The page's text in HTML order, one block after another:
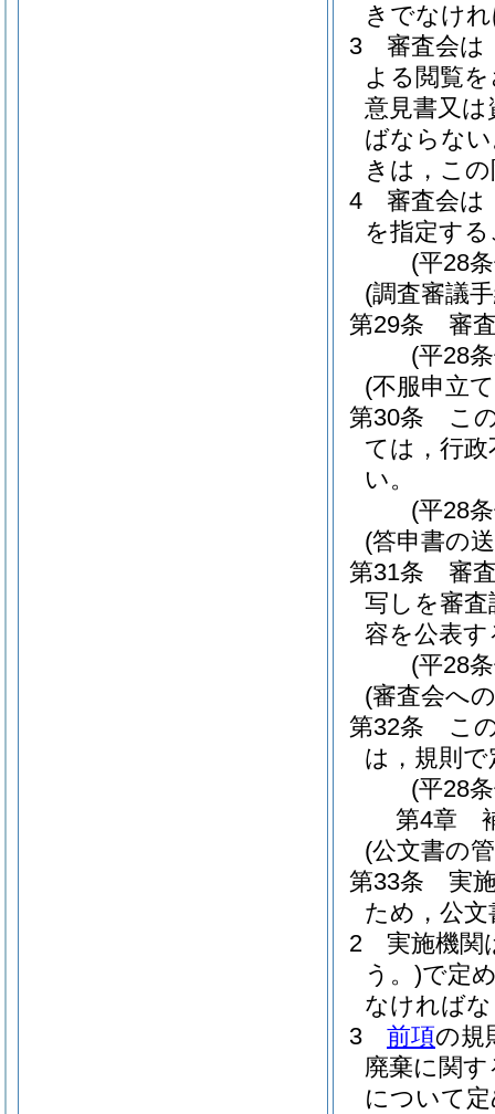
きでなけ
3
審査会は
よる閲覧
意見書又
ばならな
きは，こ
4
審査会は
を指定す
(平28
(調査審議
第29条
審
(平28
(不服申立
第30条
こ
ては，行
い。
(平28
(答申書の
第31条
審
写しを審
容を公表
(平28
(審査会へ
第32条
こ
は，規則
(平28
第4章
(公文書の
第33条
実
ため，公
2
実施機関
う。)で定
なければ
3
前項の規
廃棄に関
について